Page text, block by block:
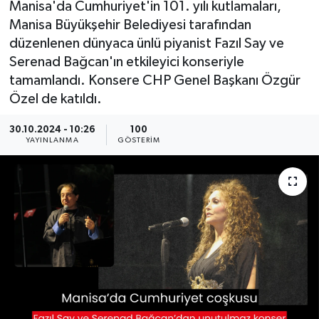
Manisa'da Cumhuriyet'in 101. yılı kutlamaları,
Manisa Büyükşehir Belediyesi tarafından
düzenlenen dünyaca ünlü piyanist Fazıl Say ve
Serenad Bağcan'ın etkileyici konseriyle
tamamlandı. Konsere CHP Genel Başkanı Özgür
Özel de katıldı.
30.10.2024 - 10:26
YAYINLANMA
100
GÖSTERIM
KÜLTÜR SANAT
YAŞAM
LIFE
SARIGÖL
SARUHANLI
SELENDİ
KIRKAĞAÇ
DEMİRCİ
GÖLMARMARA
GÖRDES
SOMA
KÖPRÜBAŞI
KULA
SALİHLİ
SARIGÖL
SARUHANLI
ŞEHZADELER
SELENDİ
TURGUTLU
EKONOMİ
EĞİTİM
KÜLTÜR SANAT
SPOR
YAŞAM
LIFE
BİLİM VE TEKNOLOJİ
MANİSA'NIN YÖRESEL LEZZETLERİ